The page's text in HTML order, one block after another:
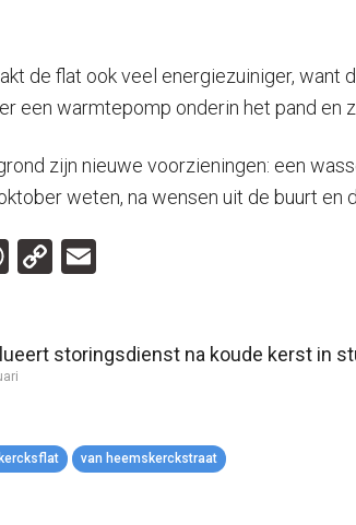
de flat ook veel energiezuiniger,
een warmtepomp onderin het pand en
zijn nieuwe voorzieningen: een
weten, na wensen uit de buurt
WhatsApp
Copy
storingsdienst na koude kerst in
van heemskerckstraat